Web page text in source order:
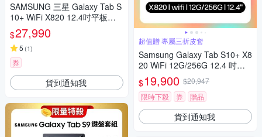
SAMSUNG 三星 Galaxy Tab S
10+ WiFi X820 12.4吋平板電
腦 (12G/256G)
$27,990
5 (1)
券
貨到通知我
超值贈 專屬三折皮套
Samsung Galaxy Tab S10+ X8
20 WiFi 12G/256G 12.4 吋平
板電腦 (特優福利品)【贈平板
保護套】
$19,900 $20,947
限時下殺
券 贈品
貨到通知我